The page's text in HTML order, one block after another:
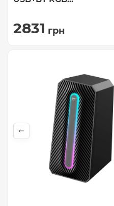
2831 грн